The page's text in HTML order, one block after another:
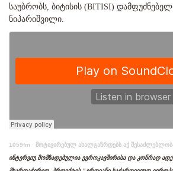
საუბრობს, ბიტისის (BITISI)
ნიპარიშვილი.
1059fm · მოტივირებულ ახალგაზრდებს აქ შესაძლებლობა აქვთ ისწავლონ, მოიტანონ საკუთარი იდეები და მიიღონ საჭირო
ინტერვიუ მომზადებულია ევროკავშირისა და კონრად